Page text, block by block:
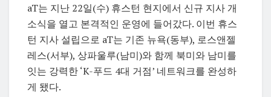
aT는 지난 22일(수) 휴스턴 현지에서 신규 지사 개
소식을 열고 본격적인 운영에 들어갔다. 이번 휴스
턴 지사 설립으로 aT는 기존 뉴욕(동부), 로스앤젤
레스(서부), 상파울루(남미)와 함께 북미와 남미를
잇는 강력한 ‘K-푸드 4대 거점’ 네트워크를 완성하
게 됐다.